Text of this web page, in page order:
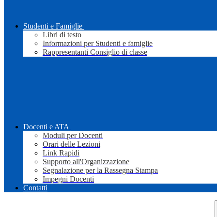
Studenti e Famiglie
Libri di testo
Informazioni per Studenti e famiglie
Rappresentanti Consiglio di classe
Docenti e ATA
Moduli per Docenti
Orari delle Lezioni
Link Rapidi
Supporto all'Organizzazione
Segnalazione per la Rassegna Stampa
Impegni Docenti
Contatti